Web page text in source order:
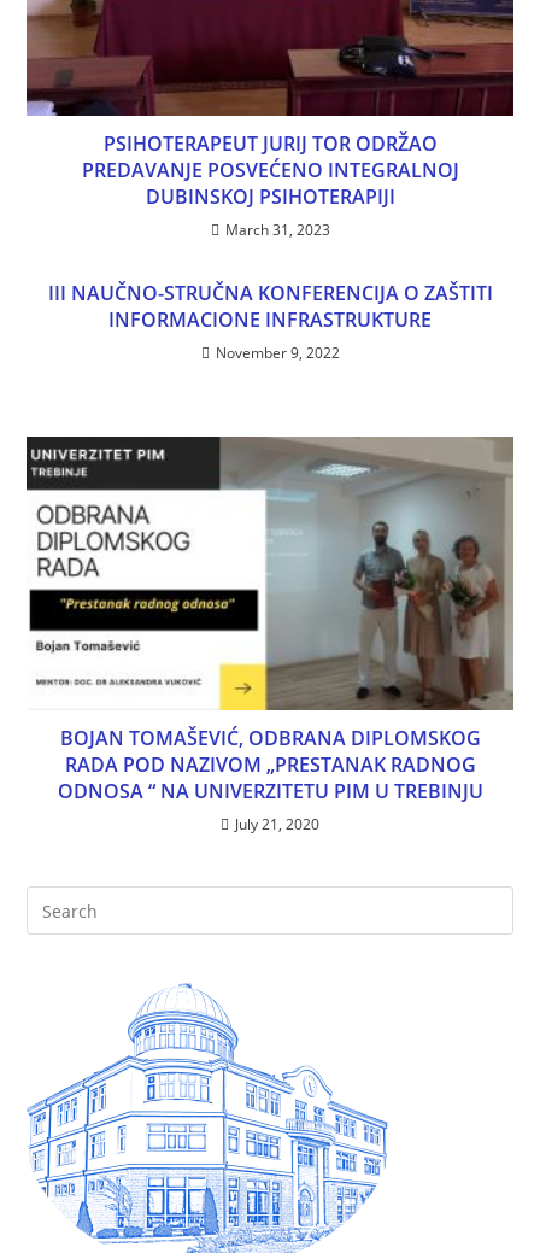
PSIHOTERAPEUT JURIJ TOR ODRŽAO
PREDAVANJE POSVEĆENO INTEGRALNOJ
DUBINSKOJ PSIHOTERAPIJI
March 31, 2023
III NAUČNO-STRUČNA KONFERENCIJA O ZAŠTITI
INFORMACIONE INFRASTRUKTURE
November 9, 2022
BOJAN TOMAŠEVIĆ, ODBRANA DIPLOMSKOG
RADA POD NAZIVOM „PRESTANAK RADNOG
ODNOSA “ NA UNIVERZITETU PIM U TREBINJU
July 21, 2020